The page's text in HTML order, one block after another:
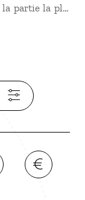
partie la plus
au style
théâtre et aux
en été.